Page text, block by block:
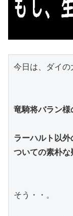
今日は、ダイの
竜騎将バラン様
ラーハルト以
ついての素朴な
そう・・。